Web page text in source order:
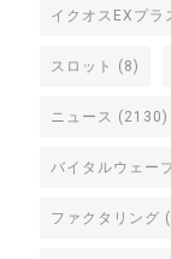
イクオスEXプラ
スロット (8)
ニュース (2130)
バイタルウェー
ファクタリング